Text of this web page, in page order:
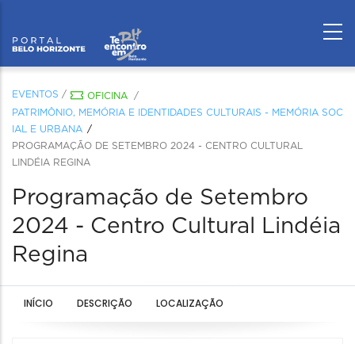
EVENTOS / OFICINA
/
PATRIMÔNIO, MEMÓRIA E IDENTIDADES CULTURAIS - MEMÓRIA SOC
IAL E URBANA
PROGRAMAÇÃO DE SETEMBRO 2024 - CENTRO CULTURAL
LINDÉIA REGINA
Programação de Setembro
2024 - Centro Cultural Lindéia
Regina
INÍCIO DESCRIÇÃO LOCALIZAÇÃO